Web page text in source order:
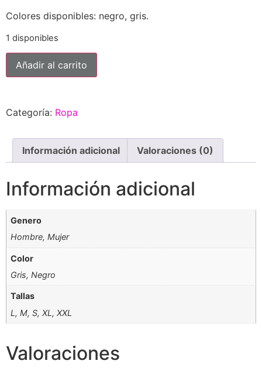
Colores disponibles: negro, gris.
1 disponibles
Sudadera
con
capucha
Añadir al carrito
Categoría: Ropa
Información adicional Valoraciones (0)
Información adicional
Genero
Hombre, Mujer
Color
Gris, Negro
Tallas
L, M, S, XL, XXL
Valoraciones